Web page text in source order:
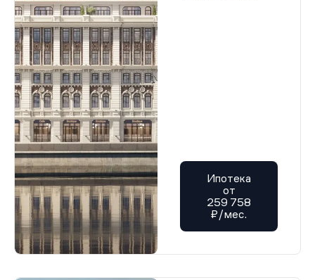
Ипотека
от
259 758
₽/мес.